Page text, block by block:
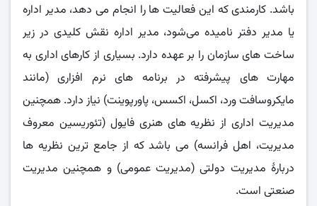
‌باشد. کارمندی که این فعالیت ‌ها را انجام می‌ دهد، مدیر اداره
یا مدیر دفتر نامیده می‌شود، مدیر اداره نقش کلیدی در زیر
ساخت ‌های سازمان را بر عهده دارد. بسیاری از کارهای اداری به
مهارت ‌های پیشرفته در برنامه ‌های نرم ‌افزاری (مانند
مایکروسافت ورد، اکسل، اکسس، پاورپوینت) نیاز دارد. همچنین
مدیریت اداری از نظریه ‌های هنری فایول (تئوریسین معروف
مدیریت، اهل فرانسه) می ‌باشد که از جامع‌ ترین نظریه ‌ها
دربارهٔ مدیریت دولتی (مدیریت عمومی) و همچنین مدیریت
صنعتی است.